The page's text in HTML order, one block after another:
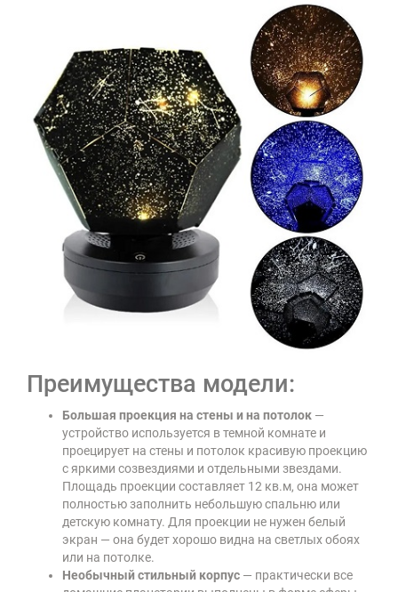
Преимущества модели:
Большая проекция на стены и на потолок —
устройство используется в темной комнате и
проецирует на стены и потолок красивую проекцию
с яркими созвездиями и отдельными звездами.
Площадь проекции составляет 12 кв.м, она может
полностью заполнить небольшую спальню или
детскую комнату. Для проекции не нужен белый
экран — она будет хорошо видна на светлых обоях
или на потолке.
Необычный стильный корпус — практически все